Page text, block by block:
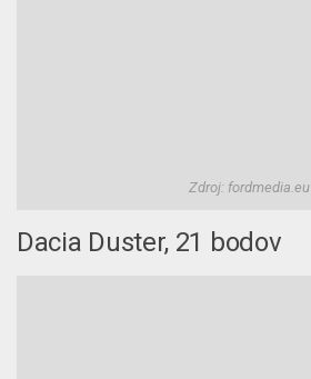
Zdroj: fordmedia.eu
Dacia Duster, 21 bodov